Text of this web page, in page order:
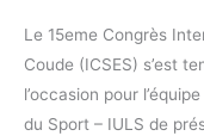
Le 15eme Congrès
Coude (ICSES) s’est
l’occasion pour
du Sport – IULS de